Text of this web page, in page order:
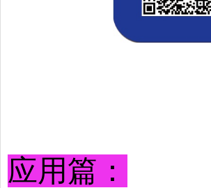
应用篇：